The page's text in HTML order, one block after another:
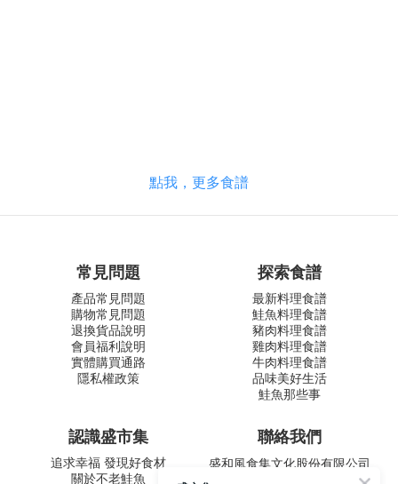
點我，更多食譜
常見問題
產品常見問題
購物常見問題
退換貨品說明
會員福利說明
實體購買通路
隱私權政策
探索食譜
最新料理食譜
鮭魚料理食譜
豬肉料理食譜
雞肉料理食譜
牛肉料理食譜
品味美好生活
鮭魚那些事
認識盛市集
追求幸福 發現好食材
關於不老鮭魚
聯絡我們
盛和風食集文化股份有限公司